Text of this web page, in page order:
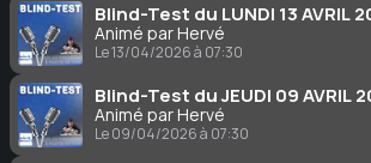
Blind-Test du LUNDI 13 AVRIL
Animé par Hervé
Le 13/04/2026 à 07:30
Blind-Test du JEUDI 09 AVRIL
Animé par Hervé
Le 09/04/2026 à 07:30